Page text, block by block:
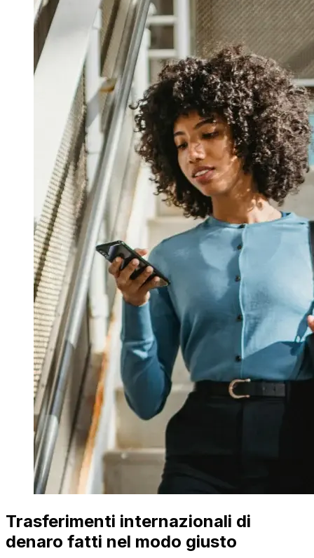
Trasferimenti internazionali di
denaro fatti nel modo giusto